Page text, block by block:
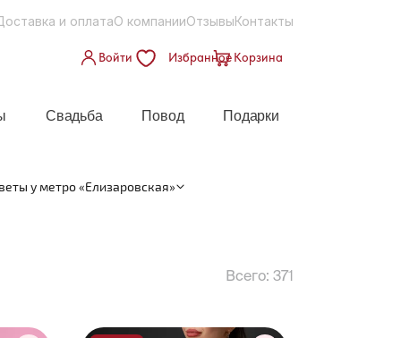
и оплатаО компанииОтзывыКонтакты
Войти ИзбранноеКорзина
Свадьба Повод Подарки
у метро «Елизаровская»
Всего: 371